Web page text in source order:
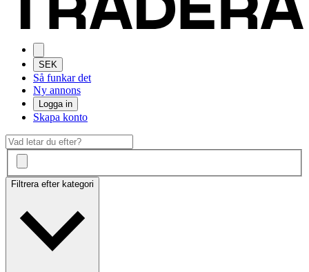
SEK
Så funkar det
Ny annons
Logga in
Skapa konto
Filtrera efter kategori